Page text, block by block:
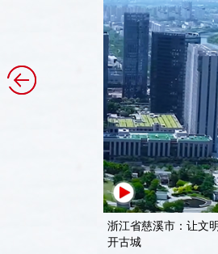
浙江省慈溪市：让文
开古城